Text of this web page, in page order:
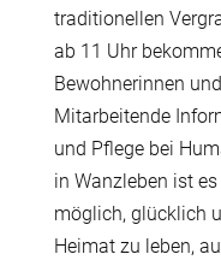
traditionellen
ab 11 Uhr
Bewohnerinnen
Mitarbeitende
und Pflege bei
in Wanzleben ist
möglich, glücklich
Heimat zu leben,